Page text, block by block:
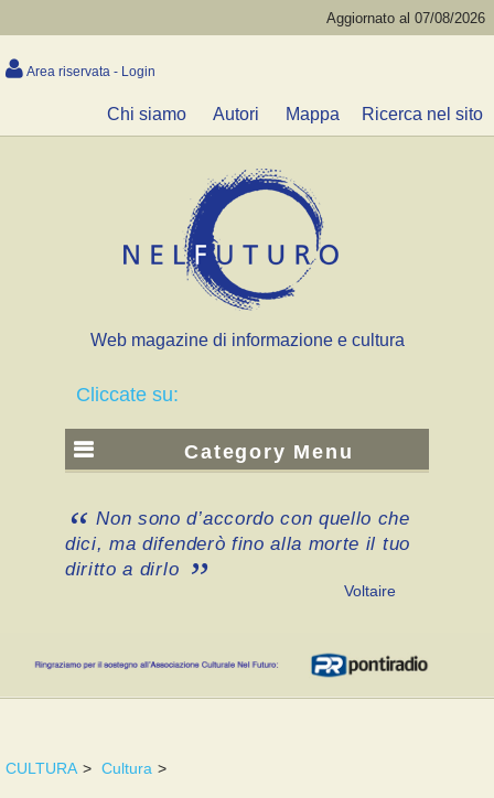
Aggiornato al 07/08/2026
Area riservata - Login
Chi siamo Autori Mappa Ricerca nel sito
Web magazine di informazione e cultura
Cliccate su:
Category Menu
Non sono d’accordo con quello che
dici, ma difenderò fino alla morte il tuo
diritto a dirlo
Voltaire
CULTURA > Cultura >